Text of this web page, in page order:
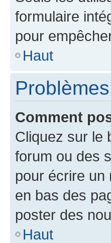
formulaire
pour
Haut
Comment
Cliquez sur le
forum ou des
pour écrire un
en bas des
poster des
Haut